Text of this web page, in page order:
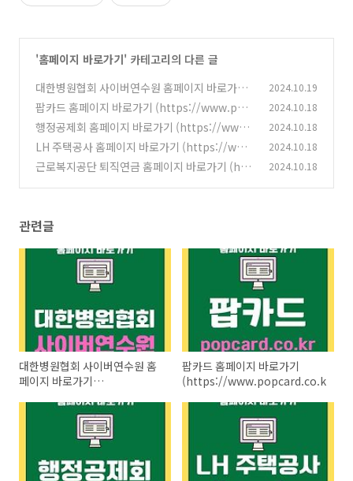
'홈페이지 바로가기' 카테고리의 다른 글
대한병원협회 사이버연수원 홈페이지 바로가기
(https://kha.hunet.co.kr) (4)
2024.10.19
팝카드 홈페이지 바로가기 (https://www.pop
card.co.kr) (5)
2024.10.18
행정공제회 홈페이지 바로가기 (https://www.
poba.or.kr)
(3)
2024.10.18
LH 주택공사 홈페이지 바로가기 (https://ww
w.lh.or.kr) (2)
2024.10.18
근로복지공단 퇴직연금 홈페이지 바로가기 (htt
2024.10.18
관련글
대한병원협회 사이버연수원 홈
페이지 바로가기
팝카드 홈페이지 바로가기
(https://www.popcard.co.kr)